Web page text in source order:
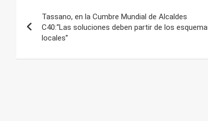
de
Tassano, en la Cumbre Mundial de Alcaldes
C40:“Las soluciones deben partir de los
locales”